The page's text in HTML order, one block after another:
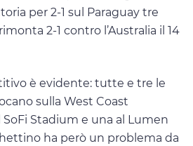
per 2-1 sul Paraguay tre
2-1 contro l’Australia il 14
è evidente: tutte e tre le
sulla West Coast
Stadium e una al Lumen
ha però un problema da